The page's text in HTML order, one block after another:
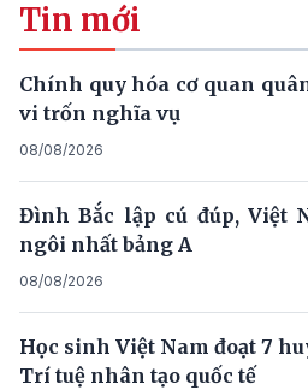
Tin mới
Chính quy hóa cơ quan
vi trốn nghĩa vụ
08/08/2026
Đình Bắc lập cú đúp, Việt
ngôi nhất bảng A
08/08/2026
Học sinh Việt Nam đoạt 7
Trí tuệ nhân tạo quốc tế